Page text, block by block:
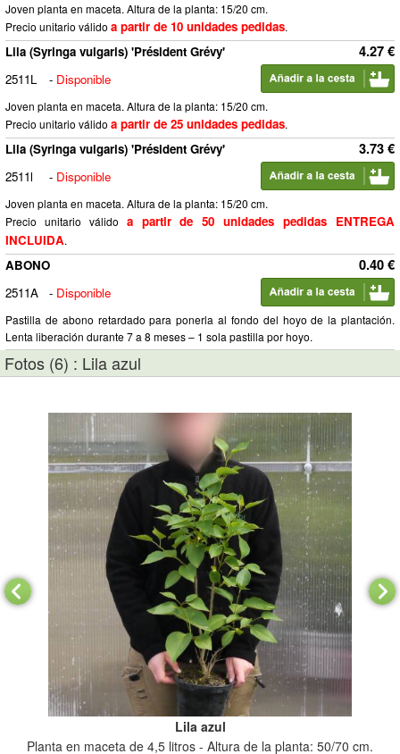
Joven planta en maceta. Altura de la planta: 15/20 cm.
Precio unitario válido a partir de 10 unidades pedidas.
4.27 €
Lila (Syringa vulgaris) 'Président Grévy'
2511L
- Disponible
Joven planta en maceta. Altura de la planta: 15/20 cm.
Precio unitario válido a partir de 25 unidades pedidas.
3.73 €
Lila (Syringa vulgaris) 'Président Grévy'
2511l
- Disponible
Joven planta en maceta. Altura de la planta: 15/20 cm.
Precio unitario válido a partir de 50 unidades pedidas ENTREGA
INCLUIDA.
0.40 €
ABONO
2511A
- Disponible
Pastilla de abono retardado para ponerla al fondo del hoyo de la plantación.
Lenta liberación durante 7 a 8 meses – 1 sola pastilla por hoyo.
Fotos (6) : Lila azul
Lila azul
Planta en maceta de 4,5 litros - Altura de la planta: 50/70 cm.